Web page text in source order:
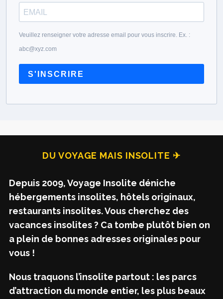
Veuillez renseigner votre adresse email pour vous inscrire. Ex. :
abc@xyz.com
S'INSCRIRE
DU VOYAGE MAIS INSOLITE ✈
Depuis 2009, Voyage Insolite déniche
hébergements insolites, hôtels originaux,
restaurants insolites. Vous cherchez des
vacances insolites ? Ca tombe plutôt bien on
a plein de bonnes adresses originales pour
vous !
Nous traquons l’insolite partout : les parcs
d’attraction du monde entier, les plus beaux